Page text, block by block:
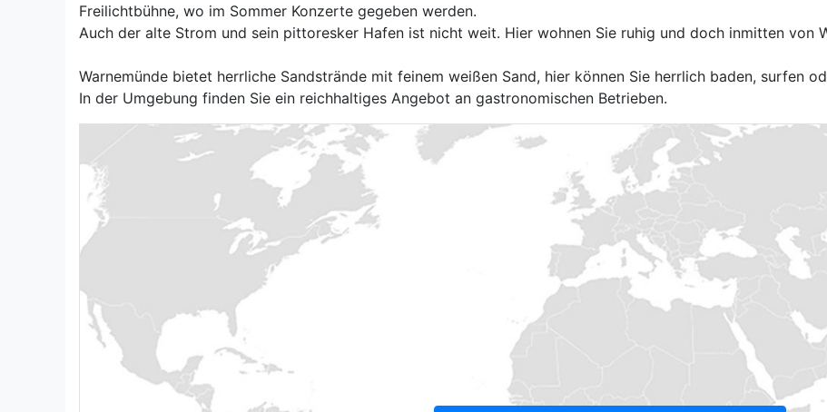
Freilichtbühne, wo im Sommer Konzerte gegeben werden.
Auch der alte Strom und sein pittoresker Hafen ist nicht weit. Hier wohnen Sie ruhig und doch inmitten von
Warnemünde bietet herrliche Sandstrände mit feinem weißen Sand, hier können Sie herrlich baden, surfen
In der Umgebung finden Sie ein reichhaltiges Angebot an gastronomischen Betrieben.